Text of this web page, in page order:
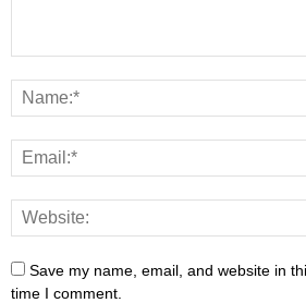
Save my name, email, and website in
time I comment.